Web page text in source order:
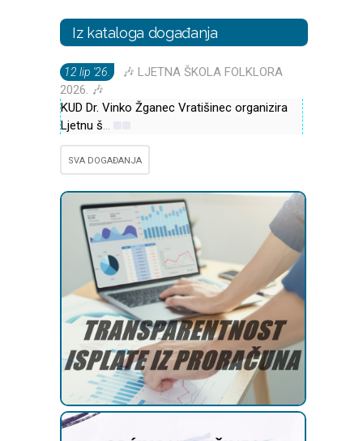
Iz kataloga događanja
12 lip '26.
🎶 LJETNA ŠKOLA FOLKLORA
2026. 🎶
KUD Dr. Vinko Žganec Vratišinec organizira
Ljetnu š...
SVA DOGAĐANJA